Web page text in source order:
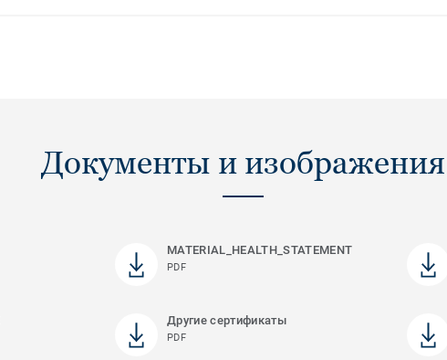
Документы и изображения
MATERIAL_HEALTH_STATEMENT
PDF
Другие сертификаты
PDF